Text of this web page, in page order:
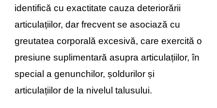
identifică cu exactitate cauza deteriorării
articulațiilor, dar frecvent se asociază cu
greutatea corporală excesivă, care exercită o
presiune suplimentară asupra articulațiilor, în
special a genunchilor, șoldurilor și
articulațiilor de la nivelul talusului.